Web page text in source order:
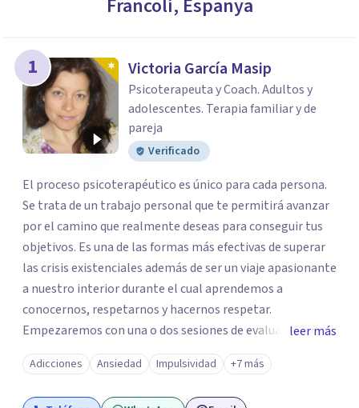
Francolí, Espanya
1 Victoria García Masip
Psicoterapeuta y Coach. Adultos y
adolescentes. Terapia familiar y de
pareja
Verificado
El proceso psicoterapéutico es único para cada persona.
Se trata de un trabajo personal que te permitirá avanzar
por el camino que realmente deseas para conseguir tus
objetivos. Es una de las formas más efectivas de superar
las crisis existenciales además de ser un viaje apasionante
a nuestro interior durante el cual aprendemos a
conocernos, respetarnos y hacernos respetar.
Empezaremos con una o dos sesiones de evaluación.
Procuraremos recopilar toda la información relevante
sobre el problema o problemas que te preocupan e
interfieren en tu día a día. A continuación, plantearemos
leer más
Adicciones Ansiedad Impulsividad +7 más